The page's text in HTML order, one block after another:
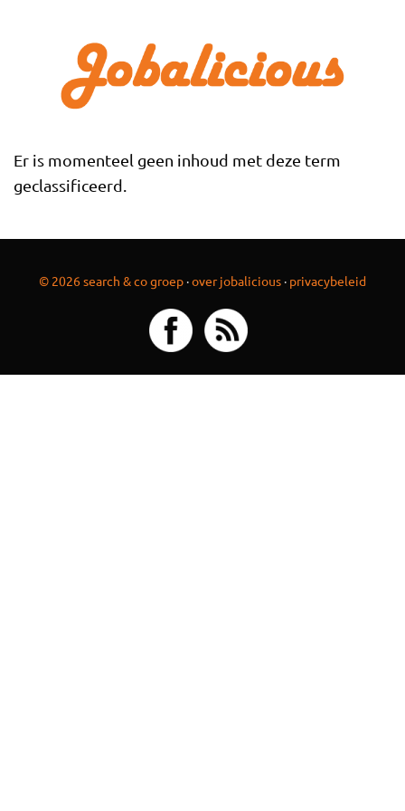
Er is momenteel geen inhoud met deze term
geclassificeerd.
© 2026 search & co groep ·over jobalicious · privacybeleid